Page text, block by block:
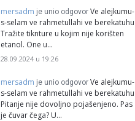
mersadm je unio odgovor Ve alejkumu-
s-selam ve rahmetullahi ve berekatuhu
Tražite tiknture u kojim nije korišten
etanol. One u…
28.09.2024 u 19:26
mersadm je unio odgovor Ve alejkumu-
s-selam ve rahmetullahi ve berekatuhu
Pitanje nije dovoljno pojašenjeno. Pas
je čuvar čega? U…